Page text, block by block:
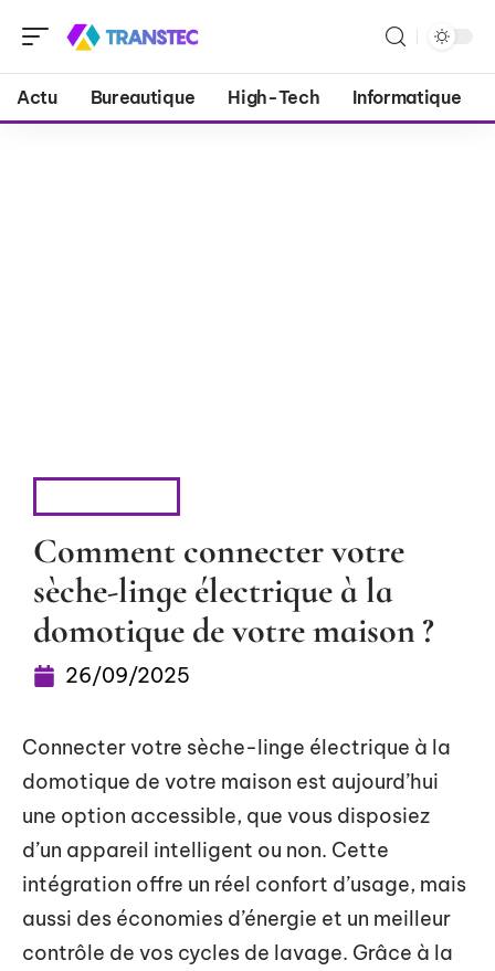
Actu Bureautique High-Tech Informatique
Comment connecter votre
sèche-linge électrique à la
domotique de votre maison ?
26/09/2025
Connecter votre sèche-linge électrique à la
domotique de votre maison est aujourd’hui
une option accessible, que vous disposiez
d’un appareil intelligent ou non. Cette
intégration offre un réel confort d’usage, mais
aussi des économies d’énergie et un meilleur
contrôle de vos cycles de lavage. Grâce à la